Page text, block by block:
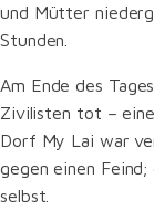
und Mütter
Stunden.
Am Ende des
Zivilisten tot – eine
Dorf My Lai war
gegen einen
selbst.